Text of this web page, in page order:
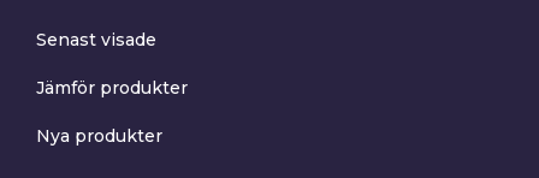
Senast visade
Jämför produkter
Nya produkter